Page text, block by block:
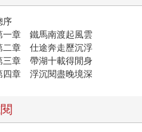
序
一章 鐵馬南渡起風雲
二章 仕途奔走歷沉浮
三章 帶湖十載得閒身
四章 浮沉閱盡晚境深